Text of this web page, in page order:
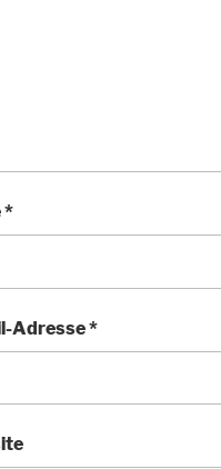
*
Adresse*